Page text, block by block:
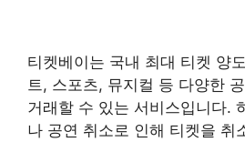
티켓베이는 국내 최대 티켓 양
트, 스포츠, 뮤지컬 등 다양한
거래할 수 있는 서비스입니다.
나 공연 취소로 인해 티켓을 취